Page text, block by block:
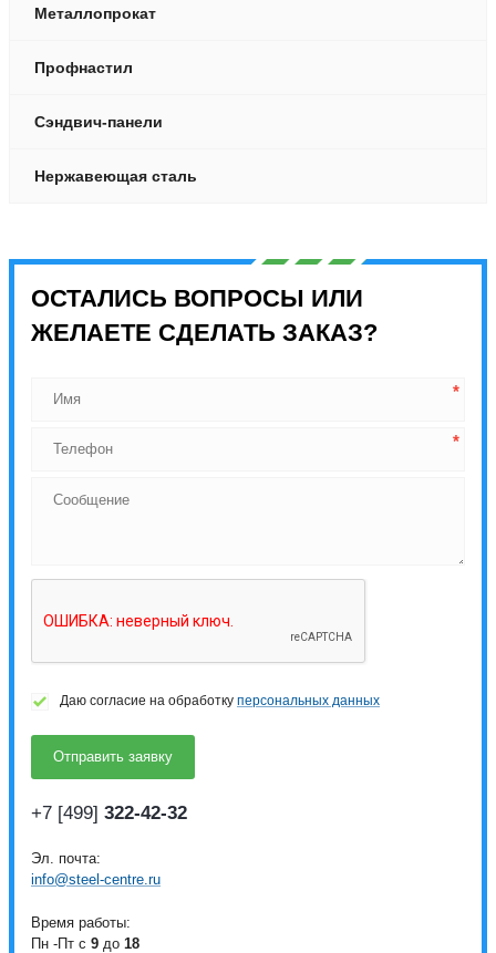
Металлопрокат
Профнастил
Сэндвич-панели
Нержавеющая сталь
ОСТАЛИСЬ ВОПРОСЫ ИЛИ
ЖЕЛАЕТЕ СДЕЛАТЬ ЗАКАЗ?
Даю согласие на обработку персональных данных
+7 [499] 322-42-32
Эл. почта:
info@steel-centre.ru
Время работы:
Пн -Пт с 9 до 18